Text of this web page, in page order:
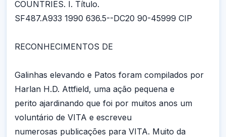
COUNTRIES. I. Título.
SF487.A933 1990 636.5--DC20 90-45999 CIP
RECONHECIMENTOS DE
Galinhas elevando e Patos foram compilados por
Harlan H.D. Attfield, uma ação pequena e
perito ajardinando que foi por muitos anos um
voluntário de VITA e escreveu
numerosas publicações para VITA. Muito da